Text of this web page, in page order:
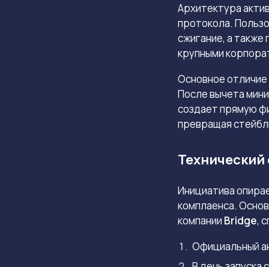
Архитектура
протокола.
сжигание, а также
крупными
Основное
После вычета
создает прямую
превращая
Инициатива
комплаенса.
компании Bridge,
Официальный